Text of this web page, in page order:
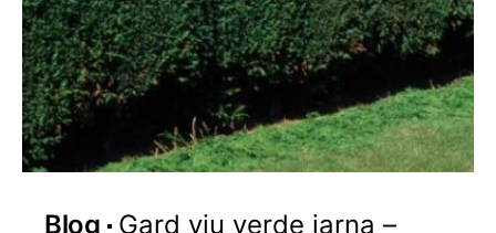
Blog
Gard viu verde iarna –